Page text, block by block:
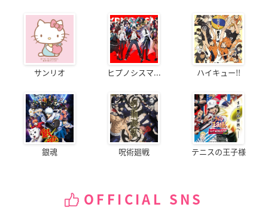
サンリオ ヒプノシスマ... ハイキュー!!
銀魂 呪術廻戦 テニスの王子様
OFFICIAL SNS